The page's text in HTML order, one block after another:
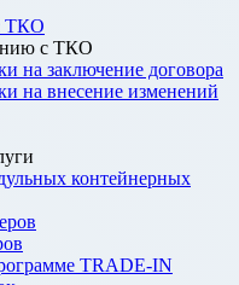
ТКО
с ТКО
на заключение договора
на внесение изменений
контейнерных
TRADE-IN